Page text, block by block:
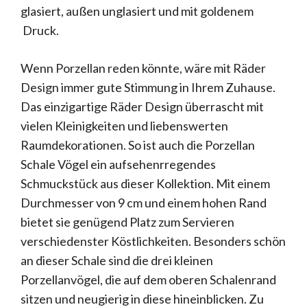
glasiert, außen unglasiert und mit goldenem
Druck.
Wenn Porzellan reden könnte, wäre mit Räder
Design immer gute Stimmung in Ihrem Zuhause.
Das einzigartige Räder Design überrascht mit
vielen Kleinigkeiten und liebenswerten
Raumdekorationen. So ist auch die Porzellan
Schale Vögel ein aufsehenrregendes
Schmuckstück aus dieser Kollektion. Mit einem
Durchmesser von 9 cm und einem hohen Rand
bietet sie genügend Platz zum Servieren
verschiedenster Köstlichkeiten. Besonders schön
an dieser Schale sind die drei kleinen
Porzellanvögel, die auf dem oberen Schalenrand
sitzen und neugierig in diese hineinblicken. Zu